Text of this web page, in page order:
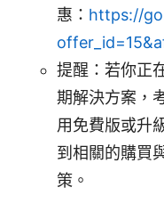
惠： https://
提醒：若你正
期解決方案，
用免費版或升
到相關的購買
策。